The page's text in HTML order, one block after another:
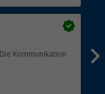
Kommunikation